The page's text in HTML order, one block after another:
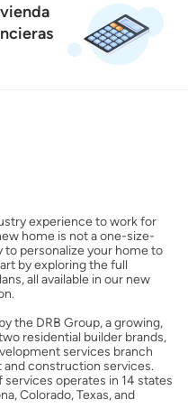
crédito
venta
experience to work for
home is not a one-size-
personalize your home to
by exploring the full
all available in our new
the DRB Group, a growing,
residential builder brands,
services branch
construction services.
operates in 14 states
Colorado, Texas, and